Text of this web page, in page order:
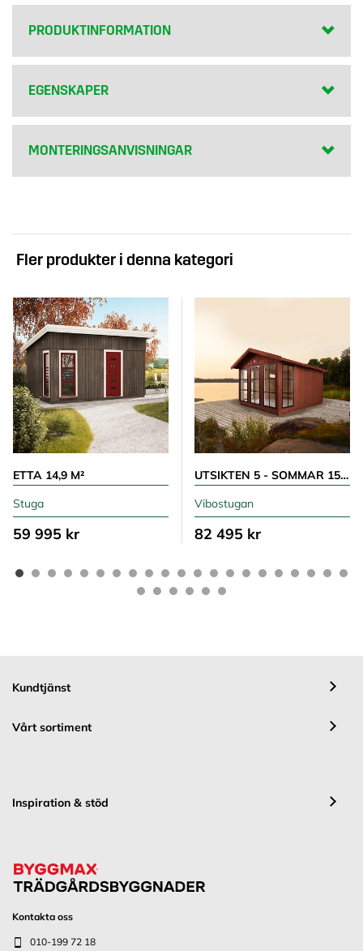
PRODUKTINFORMATION
EGENSKAPER
MONTERINGSANVISNINGAR
Fler produkter i denna kategori
ETTA 14,9 M²
Stuga
59 995 kr
UTSIKTEN 5 - SOMMAR 15 M²
Vibostugan
82 495 kr
Kundtjänst
Vårt sortiment
Inspiration & stöd
Kontakta oss
010-199 72 18